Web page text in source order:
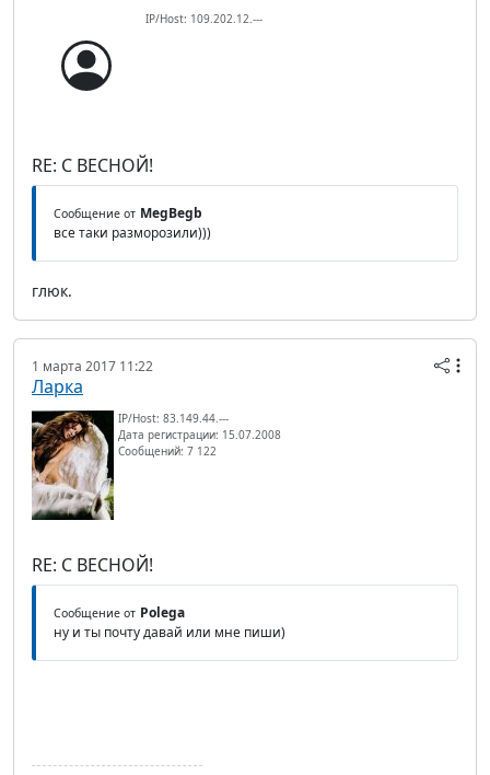
IP/Host: 109.202.12.---
RE: С ВЕСНОЙ!
Сообщение от MegBegb
все таки разморозили)))
глюк.
1 марта 2017 11:22
Ларка
IP/Host: 83.149.44.---
Дата регистрации: 15.07.2008
Сообщений: 7 122
RE: С ВЕСНОЙ!
Сообщение от Polega
ну и ты почту давай или мне пиши)